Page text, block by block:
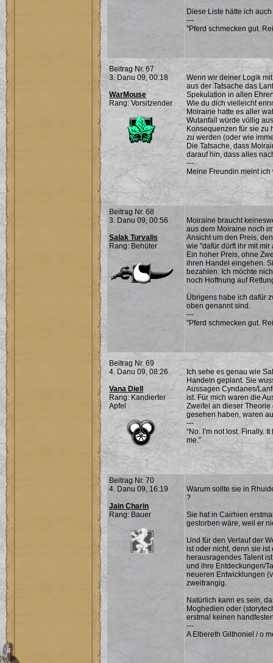
Diese Liste hätte ich
---
"Pferd schmecken gut.
Beitrag Nr. 67
3. Danu 09, 00:18
WarMouse
Rang: Vorsitzender
Wenn wir deiner Logik
aus der Tatsache das
Spekulation in allen
Wie du dich vielleicht
Moiraine hatte es aller
Wutanfall würde völlig
Konsequenzen für sie zu
zu werden (oder wie
Die Tatsache, dass
darauf hin, dass alles
---
Meine Freundin meint
Beitrag Nr. 68
3. Danu 09, 00:56
Salak Turvalis
Rang: Behüter
Moiraine braucht
aus dem Moiraine noch
Ansicht um den Preis,
wie "dafür dürft ihr mit
Ein hoher Preis, ohne
ihren Handel eingehen.
bezahlen. Ich möchte
noch Hoffnung auf
Übrigens habe ich dafür
oben genannt sind.
---
"Pferd schmecken gut.
Beitrag Nr. 69
4. Danu 09, 08:26
Vana Diell
Rang: Kandierter
Apfel
Ich sehe es genau wie
Handeln geplant. Sie
Aussagen Cyndanes/
ist. Für mich waren die
Zweifel an dieser Theorie
gesehen haben, waren
---
“No. I’m not lost. Finally.
me.”
Beitrag Nr. 70
4. Danu 09, 16:19
Jain Charin
Rang: Bauer
Warum sollte sie in
?
Sie hat in Cairhien
gestorben wäre, weil er
Und für den Verlauf der
ist oder nicht, denn sie
herausragendes Talent
und ihre Entdeckungen/
neueren Entwicklungen
zweitrangig.
Natürlich kann es sein,
Moghedien oder
erstmal keinen
---
A Elbereth Gilthoniel / o